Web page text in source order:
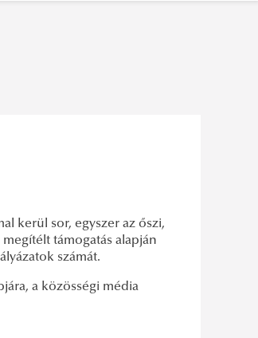
kerül sor, egyszer az őszi,
támogatás alapján
számát.
a közösségi média